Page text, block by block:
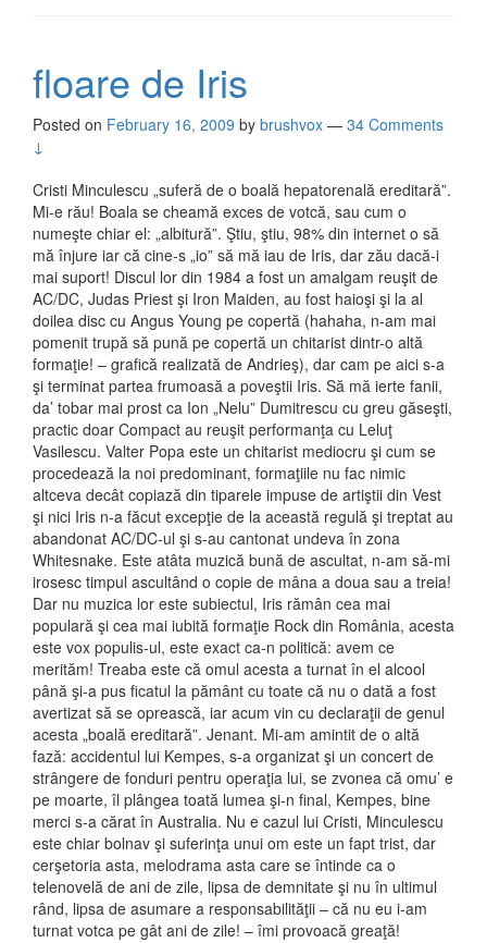
floare de Iris
Posted on February 16, 2009 by brushvox — 34 Comments
↓
Cristi Minculescu „suferă de o boală hepatorenală ereditară”.
Mi-e rău! Boala se cheamă exces de votcă, sau cum o
numeşte chiar el: „albitură”. Ştiu, ştiu, 98% din internet o să
mă înjure iar că cine-s „io” să mă iau de Iris, dar zău dacă-i
mai suport! Discul lor din 1984 a fost un amalgam reuşit de
AC/DC, Judas Priest şi Iron Maiden, au fost haioşi şi la al
doilea disc cu Angus Young pe copertă (hahaha, n-am mai
pomenit trupă să pună pe copertă un chitarist dintr-o altă
formaţie! – grafică realizată de Andrieş), dar cam pe aici s-a
şi terminat partea frumoasă a poveştii Iris. Să mă ierte fanii,
da’ tobar mai prost ca Ion „Nelu” Dumitrescu cu greu găseşti,
practic doar Compact au reuşit performanţa cu Leluţ
Vasilescu. Valter Popa este un chitarist mediocru şi cum se
procedează la noi predominant, formaţiile nu fac nimic
altceva decât copiază din tiparele impuse de artiştii din Vest
şi nici Iris n-a făcut excepţie de la această regulă şi treptat au
abandonat AC/DC-ul şi s-au cantonat undeva în zona
Whitesnake. Este atâta muzică bună de ascultat, n-am să-mi
irosesc timpul ascultând o copie de mâna a doua sau a treia!
Dar nu muzica lor este subiectul, Iris rămân cea mai
populară şi cea mai iubită formaţie Rock din România, acesta
este vox populis-ul, este exact ca-n politică: avem ce
merităm! Treaba este că omul acesta a turnat în el alcool
până şi-a pus ficatul la pământ cu toate că nu o dată a fost
avertizat să se oprească, iar acum vin cu declaraţii de genul
acesta „boală ereditară”. Jenant. Mi-am amintit de o altă
fază: accidentul lui Kempes, s-a organizat şi un concert de
strângere de fonduri pentru operaţia lui, se zvonea că omu’ e
pe moarte, îl plângea toată lumea şi-n final, Kempes, bine
merci s-a cărat în Australia. Nu e cazul lui Cristi, Minculescu
este chiar bolnav şi suferinţa unui om este un fapt trist, dar
cerşetoria asta, melodrama asta care se întinde ca o
telenovelă de ani de zile, lipsa de demnitate şi nu în ultimul
rând, lipsa de asumare a responsabilităţii – că nu eu i-am
turnat votca pe gât ani de zile! – îmi provoacă greaţă!